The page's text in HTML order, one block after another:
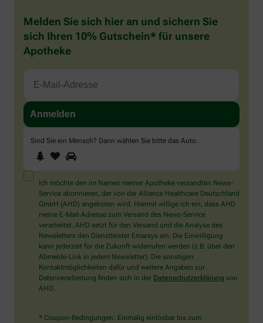
Melden Sie sich hier an und sichern Sie
sich Ihren 10% Gutschein* für unsere
Apotheke
Sind Sie ein Mensch? Dann wählen Sie bitte das Auto
Sind
Sie
ein
Mensch?
Dann
wählen
Sie
bitte
das
Auto.
1 2
Ich möchte den im Namen meiner Apotheke versandten News-
Service abonnieren, der von der Alliance Healthcare Deutschland
GmbH (AHD) angeboten wird. Hiermit willige ich ein, dass AHD
meine E-Mail-Adresse zum Versand des News-Service
verarbeitet. AHD setzt für den Versand und die Analyse des
Newsletters den Dienstleister Emarsys ein. Die Einwilligung
kann jederzeit für die Zukunft widerrufen werden (z.B. über den
Abmelde-Link in jedem Newsletter). Die sonstigen
Kontaktmöglichkeiten dafür und weitere Angaben zur
Datenverarbeitung finden sich in der Datenschutzerklärung von
AHD.
* Coupon-Bedingungen: Einmalig einlösbar bis zum